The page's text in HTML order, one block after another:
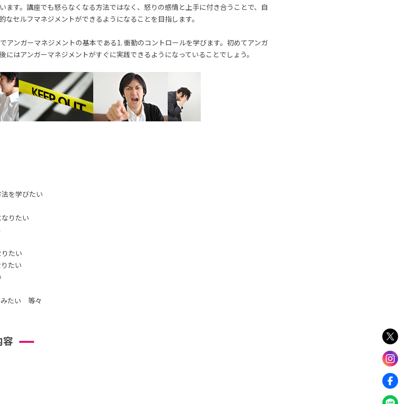
ます。講座でも怒らなくなる方法ではなく、怒りの感情と上手に付き合うことで、自
セルフマネジメントができるようになることを目指します。
アンガーマネジメントの基本である1. 衝動のコントロールを学びます。初めてアンガ
はアンガーマネジメントがすぐに実践できるようになっていることでしょう。
を学びたい
りたい
たい
たい
みたい 等々
容